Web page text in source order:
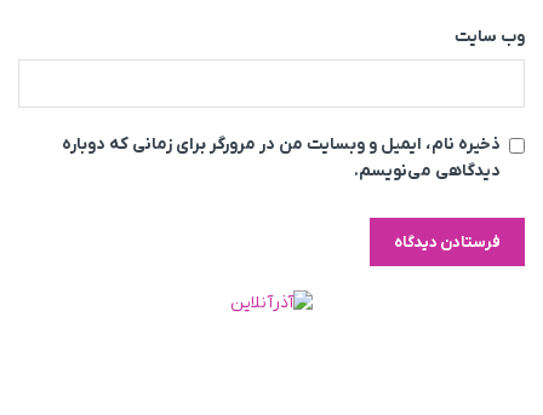
وب‌ سایت
ذخیره نام، ایمیل و وبسایت من در مرورگر برای زمانی که دوباره
دیدگاهی می‌نویسم.